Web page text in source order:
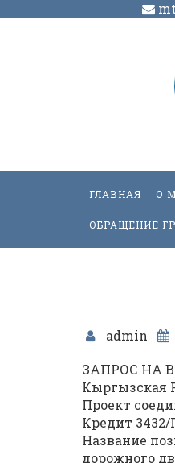
ГЛАВНАЯ О
ОБРАЩЕНИЕ
admin
ЗАПРОС НА
Кыргызская
Проект
Кредит 3432/
Название
дорожного